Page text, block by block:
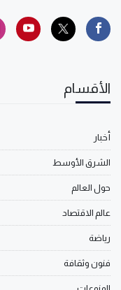
الأقسام
أخبار
الشرق الأوسط
حول العالم
عالم الاقتصاد
رياضة
فنون وثقافة